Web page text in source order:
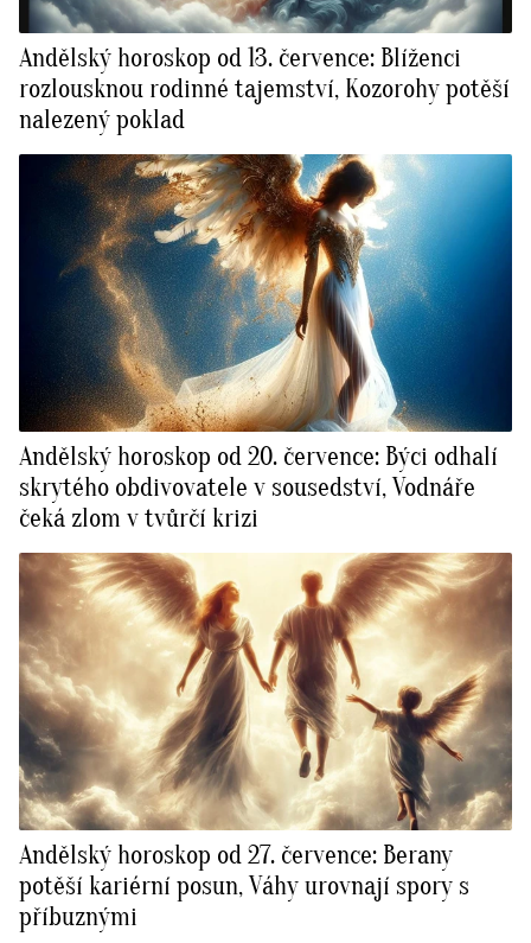
Andělský horoskop od 13. července: Blíženci
rozlousknou rodinné tajemství, Kozorohy potěší
nalezený poklad
Andělský horoskop od 20. července: Býci odhalí
skrytého obdivovatele v sousedství, Vodnáře
čeká zlom v tvůrčí krizi
Andělský horoskop od 27. července: Berany
potěší kariérní posun, Váhy urovnají spory s
příbuznými